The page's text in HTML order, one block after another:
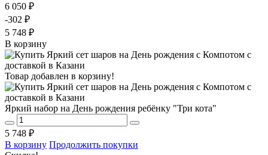
6 050 ₽
-302 ₽
5 748 ₽
В корзину
Товар добавлен в корзину!
Яркий набор на День рождения ребёнку "Три кота"
5 748 ₽
В корзину Продолжить покупки